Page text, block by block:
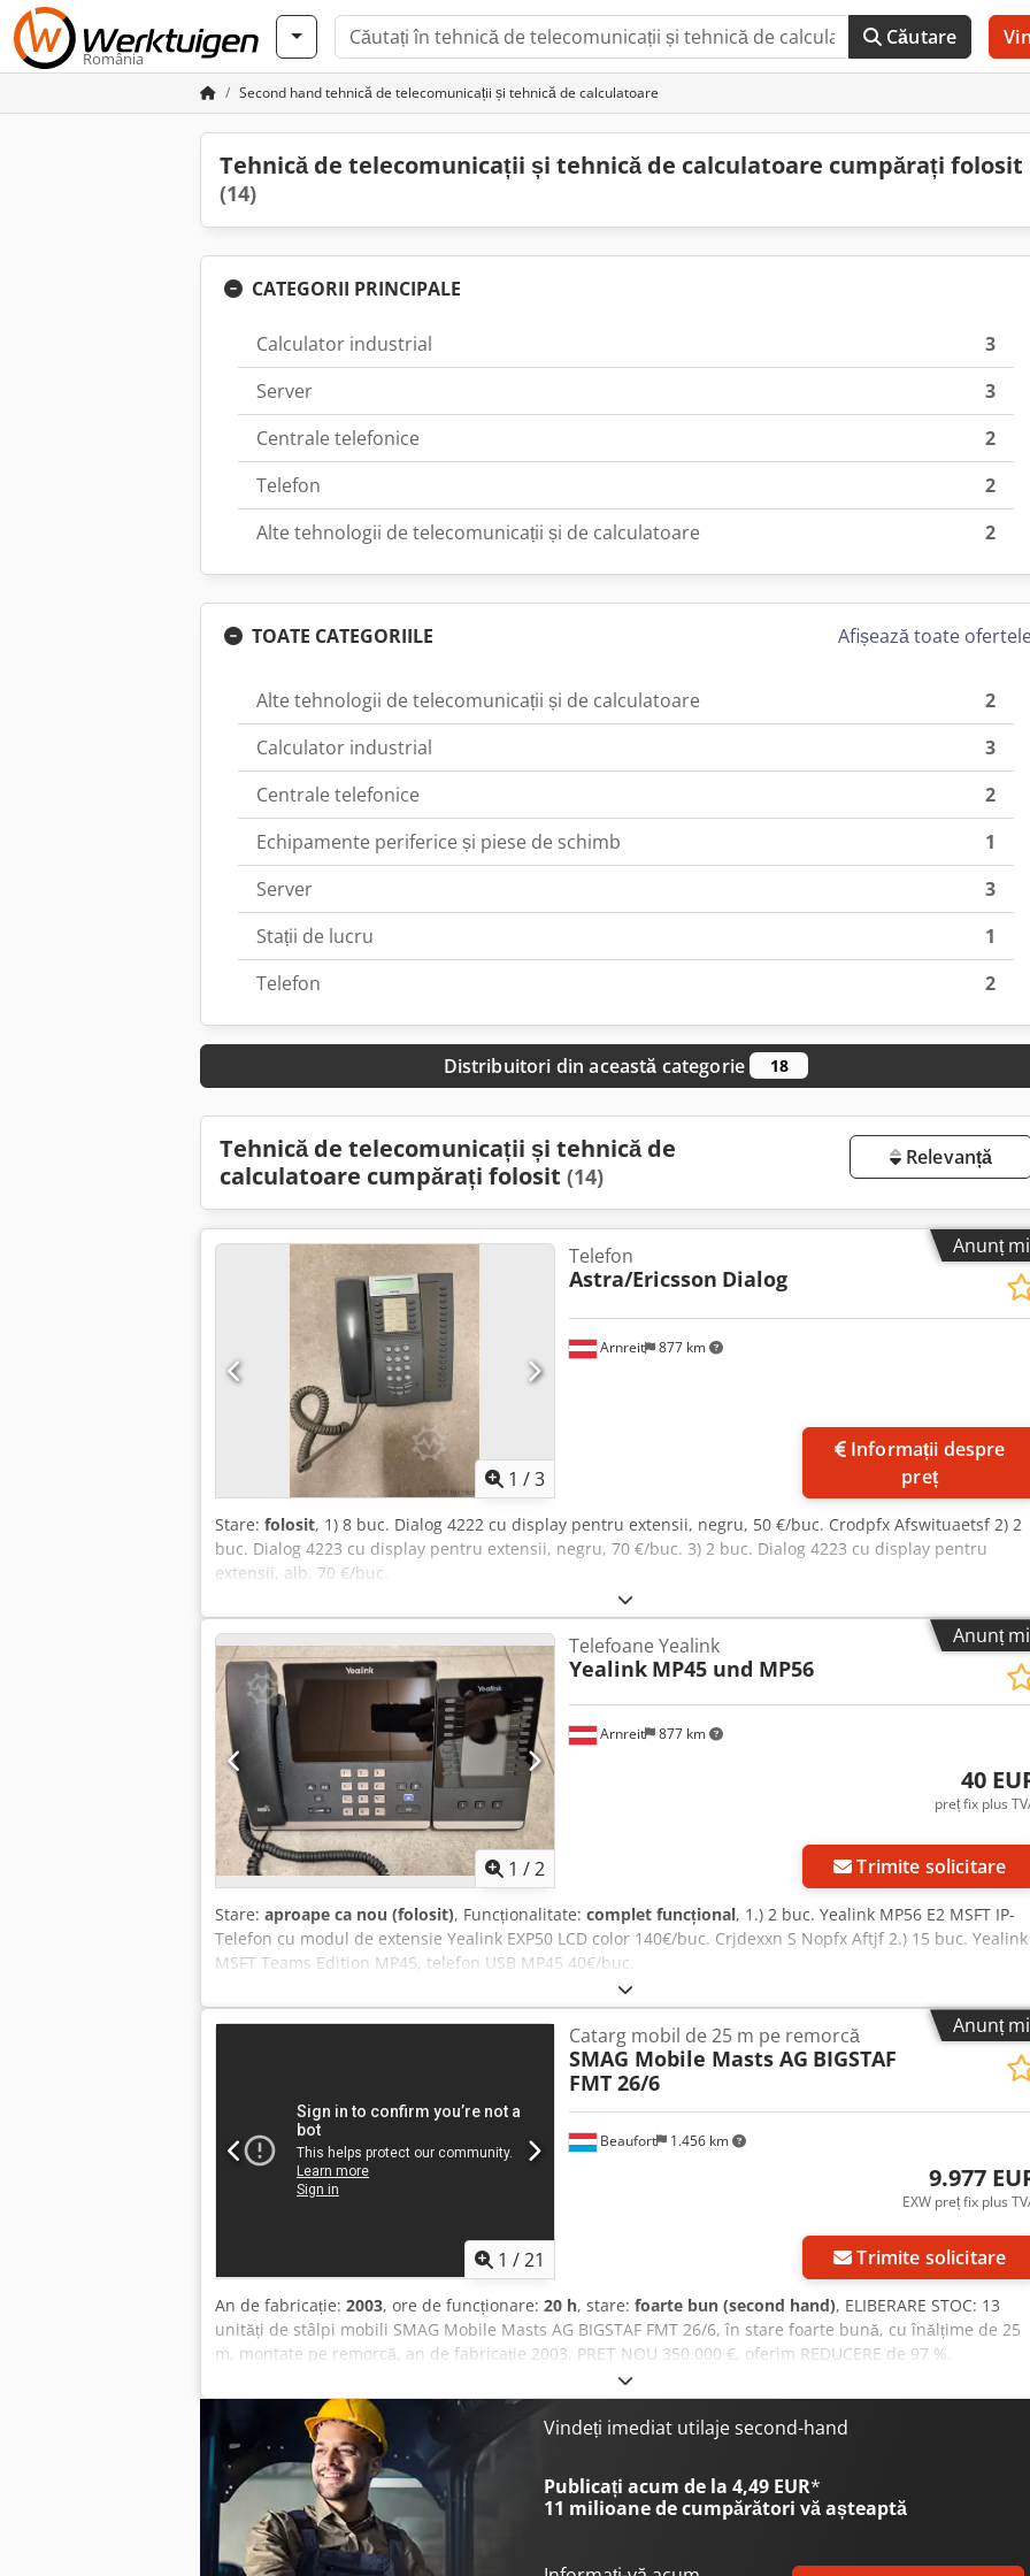
România
Căutare
Second hand tehnică de telecomunicații și tehnică de calculatoare
Tehnică de telecomunicații și tehnică de calculatoare cumpărați folosit
(14)
CATEGORII PRINCIPALE
Calculator industrial
3
Server
3
Centrale telefonice
2
Telefon
2
Alte tehnologii de telecomunicații și de calculatoare
2
TOATE CATEGORIILE Afișează toate
Alte tehnologii de telecomunicații și de calculatoare
2
Calculator industrial
3
Centrale telefonice
2
Echipamente periferice și piese de schimb
1
Server
3
Stații de lucru
1
Telefon
2
Distribuitori din această categorie 18
Tehnică de telecomunicații și tehnică de
calculatoare cumpărați folosit (14)
Relevanță
Anunț
1 /3
Arnreit 877 km
Telefon
Astra/Ericsson Dialog
Informații despre
preț
Stare: folosit, 1) 8 buc. Dialog 4222 cu display pentru extensii, negru, 50 €/buc. Crodpfx Afswituaetsf 2) 2
buc. Dialog 4223 cu display pentru extensii, negru, 70 €/buc. 3) 2 buc. Dialog 4223 cu display pentru
extensii, alb, 70 €/buc.
Anunț
Solicită mai multe
1 /2
Arnreit 877 km
Telefoane Yealink
Yealink MP45 und MP56
40
preț fix plus
Trimite solicitare
Stare: aproape ca nou (folosit), Funcționalitate: complet funcțional, 1.) 2 buc. Yealink MP56 E2 MSFT IP-
Telefon cu modul de extensie Yealink EXP50 LCD color 140€/buc. Crjdexxn S Nopfx Aftjf 2.) 15 buc. Yealink
MSFT Teams Edition MP45, telefon USB MP45 40€/buc.
Anunț
1 /21
Beaufort 1.456 km
Catarg mobil de 25 m pe remorcă
SMAG Mobile Masts AG BIGSTAF
FMT 26/6
9.977
EXW preț fix plus
Trimite solicitare
An de fabricație: 2003, ore de funcționare: 20 h, stare: foarte bun (second hand), ELIBERARE STOC: 13
unități de stâlpi mobili SMAG Mobile Masts AG BIGSTAF FMT 26/6, în stare foarte bună, cu înălțime de 25
m, montate pe remorcă, an de fabricație 2003, PREȚ NOU 350.000 €, oferim REDUCERE de 97 %.
Producător: SMAG Mobile Masts AG Model: BIGSTAF FMT 26/6 An de fabricație: 2003 Stare: foarte bună
Înălțime maximă: 25,0 m Stâlp telescopic din aluminiu FTM SALZGITTERWERKE, de la 25 la 42 m stâlp
mobil, ușor și robust - instalare simplă și rapidă - poate fi ridicat manual sau electric - extensie continuă -
poate fi montat pe teren cu o înclinație de până la +-10% - rezistă la o sarcină de vânt de 2000 N (2 m2)
fără cabluri de susținere (cu cabluri de susținere, rezistă la o sarcină de până la 10000 N) - suportă o
sarcină superioară de cel puțin 170 kg - precizie maximă, ideal și pentru aplicații cu microunde - montat
pe remorcă cu ochi de 70 mm sau, opțional, cu ochi civil ROCKINGER de 40 mm - dimensiunile
segmentelor sunt de aproximativ 5 m, înălțimea remorcii este de 265 cm, lățimea este de 2,40 m - poate fi
montat pe teren cu o înclinație de până la +-10% - funcționarea troliului se face manual, cu manivelă, sau
Vindeți imediat utilaje second-hand
Publicați acum de la 4,49 EUR*
11 milioane de cumpărători vă așteaptă